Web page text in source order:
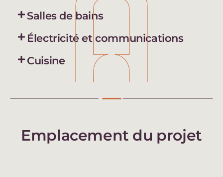
Salles de bains
Électricité et communications
Cuisine
Emplacement du projet